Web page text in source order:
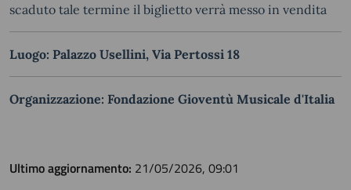
scaduto tale termine il biglietto verrà messo in vendita
Luogo: Palazzo Usellini, Via Pertossi 18
Organizzazione: Fondazione Gioventù Musicale d'Italia
Ultimo aggiornamento: 21/05/2026, 09:01